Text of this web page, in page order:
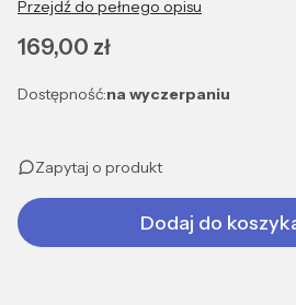
Przejdź do pełnego opisu
Cena
169,00 zł
Dostępność:na wyczerpaniu
Zapytaj o produkt
Dodaj do